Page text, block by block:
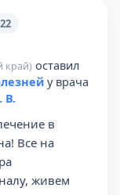
край) оставил
у врача
В.
в
Все на
живем